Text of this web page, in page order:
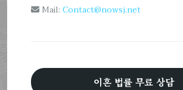
Mail: Contact@nowsj.net
이혼 법률 무료 상담